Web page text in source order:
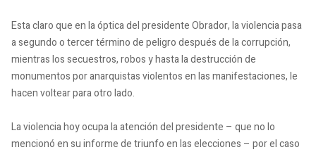
Esta claro que en la óptica del presidente Obrador, la violencia pasa
a segundo o tercer término de peligro después de la corrupción,
mientras los secuestros, robos y hasta la destrucción de
monumentos por anarquistas violentos en las manifestaciones, le
hacen voltear para otro lado.
La violencia hoy ocupa la atención del presidente – que no lo
mencionó en su informe de triunfo en las elecciones – por el caso